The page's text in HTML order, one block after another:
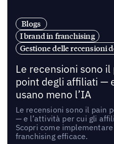
Blogs
I brand in franchising
Gestione delle recensioni
Le recensioni sono
point degli affiliati —
usano meno l’IA
Le recensioni sono il pain
— e l’attività per cui gli
Scopri come
franchising efficace.